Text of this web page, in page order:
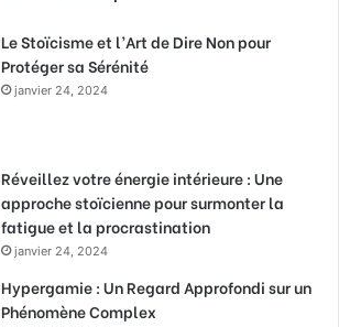
Le Stoïcisme et l’Art de Dire Non pour
Protéger sa Sérénité
janvier 24, 2024
Réveillez votre énergie intérieure : Une
approche stoïcienne pour surmonter la
fatigue et la procrastination
janvier 24, 2024
Hypergamie : Un Regard Approfondi sur un
Phénomène Complex